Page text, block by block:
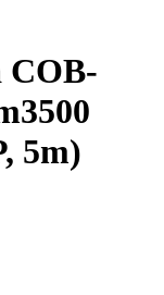
COB-
5m)